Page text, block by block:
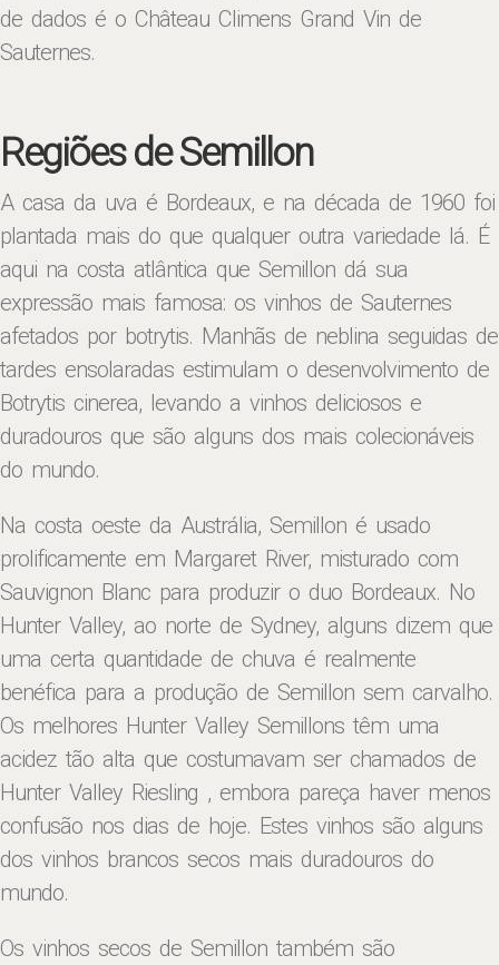
de dados é o Château Climens Grand Vin de
Sauternes.
Regiões de Semillon
A casa da uva é Bordeaux, e na década de 1960 foi
plantada mais do que qualquer outra variedade lá. É
aqui na costa atlântica que Semillon dá sua
expressão mais famosa: os vinhos de Sauternes
afetados por botrytis. Manhãs de neblina seguidas de
tardes ensolaradas estimulam o desenvolvimento de
Botrytis cinerea, levando a vinhos deliciosos e
duradouros que são alguns dos mais colecionáveis ​​
do mundo.
Na costa oeste da Austrália, Semillon é usado
prolificamente em Margaret River, misturado com
Sauvignon Blanc para produzir o duo Bordeaux. No
Hunter Valley, ao norte de Sydney, alguns dizem que
uma certa quantidade de chuva é realmente
benéfica para a produção de Semillon sem carvalho.
Os melhores Hunter Valley Semillons têm uma
acidez tão alta que costumavam ser chamados de
Hunter Valley Riesling , embora pareça haver menos
confusão nos dias de hoje. Estes vinhos são alguns
dos vinhos brancos secos mais duradouros do
mundo.
Os vinhos secos de Semillon também são